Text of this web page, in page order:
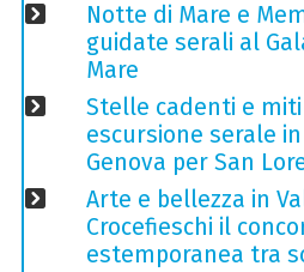
Notte di Mare e
guidate serali al
Mare
Stelle cadenti e
escursione serale
Genova per San
Arte e bellezza in
Crocefieschi il
estemporanea tra